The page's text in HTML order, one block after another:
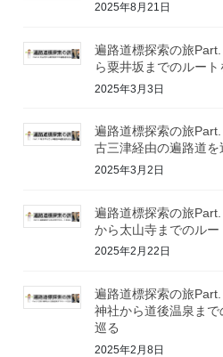
2025年8月21日
遍路道標探索の旅
ら粟井坂までのルート
2025年3月3日
遍路道標探索の旅
古三津経由の遍路道を
2025年3月2日
遍路道標探索の旅
から太山寺までのルー
2025年2月22日
遍路道標探索の旅
神社から道後温泉まで
巡る
2025年2月8日